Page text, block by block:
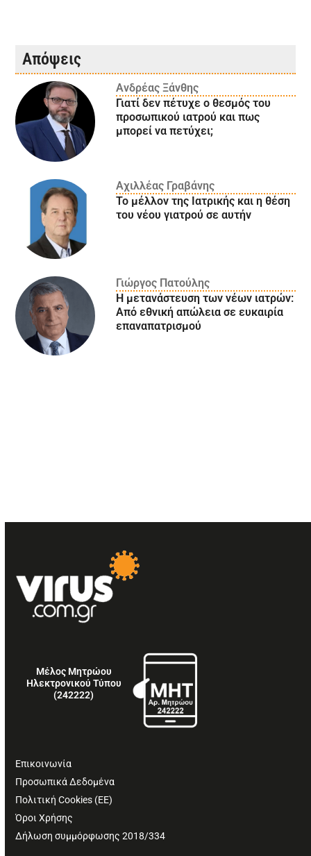
Απόψεις
Ανδρέας Ξάνθης
Γιατί δεν πέτυχε ο θεσμός του
προσωπικού ιατρού και πως
μπορεί να πετύχει;
Αχιλλέας Γραβάνης
Το μέλλον της Ιατρικής και η θέση
του νέου γιατρού σε αυτήν
Γιώργος Πατούλης
Η μετανάστευση των νέων ιατρών:
Aπό εθνική απώλεια σε ευκαιρία
επαναπατρισμού
Μέλος Μητρώου
Ηλεκτρονικού Τύπου
(242222)
Επικοινωνία
Προσωπικά Δεδομένα
Πολιτική Cookies (ΕΕ)
Όροι Χρήσης
Δήλωση συμμόρφωσης 2018/334